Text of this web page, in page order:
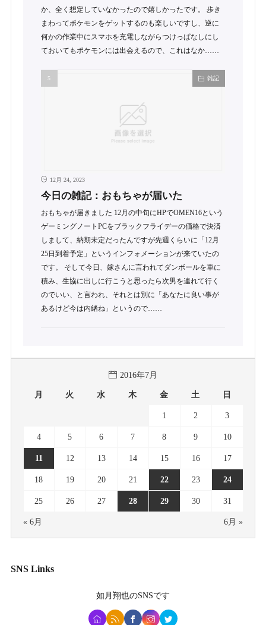
か、全く想定していなかったので嬉しかったです。 歩き
まわってポケモンをゲットするのも楽しいですし、逆に
何かの作業中にスマホを充電しながらつけっぱなしにし
ておいてもポケモンには出会えるので、これはなか……
雑記
12月 24, 2023
今日の雑記：おもちゃが届いた
おもちゃが届きました 12月の中旬にHPでOMEN16という
ゲーミングノートPCをブラックフライデーの価格で決済
しまして、納期未定だったんですが先週くらいに「12月
25日到着予定」というインフォメーションが来ていたの
です。 そして今日、嫁さんに言われてダンボールを車に
積み、生協に出しに行こうと思ったら次男を連れて行く
のでいい、と言われ、それとは別に「あなたに良い事が
あるけど今は内緒ね」というので……
2016年7月
月 火 水 木 金 土 日
1 2 3
4 5 6 7 8 9 10
11 12 13 14 15 16 17
18 19 20 21 22 23 24
25 26 27 28 29 30 31
« 6月 6月 »
SNS Links
如月翔也のSNSです